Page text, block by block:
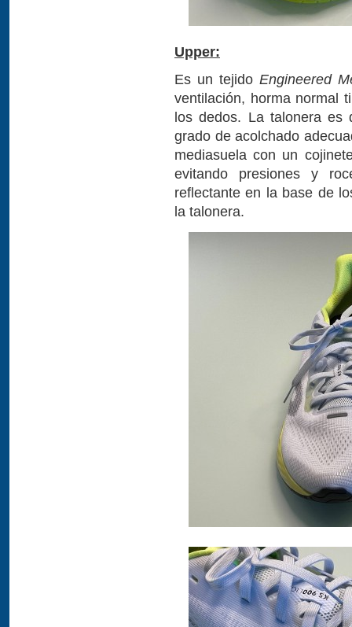
Upper:
Es un tejido Engineered
ventilación, horma normal
los dedos. La talonera es
grado de acolchado
mediasuela con un
evitando presiones y
reflectante en la base de
la talonera.